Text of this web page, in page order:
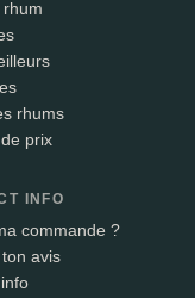
rhum
rhums
prix
INFO
commande ?
avis